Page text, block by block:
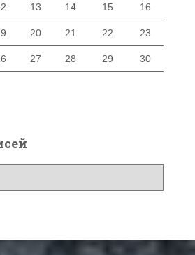
13 14 15 16
20 21 22 23
27 28 29 30